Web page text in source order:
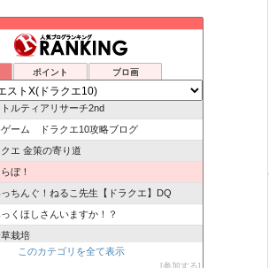
ポイント ブロ画
ミ心理学研究所
おと団子
の日記
ルティアリサーチ2nd
ゲーム ドラクエ10攻略ブログ
クエ 金策の寄り道
ぼ！
っちんぐ！ねるこ先生【ドラクエ】DQ
くほしさんいますか！？
栽培
ぶうのドラクエ10ソロサポ自前攻略
このカテゴリを全て表示